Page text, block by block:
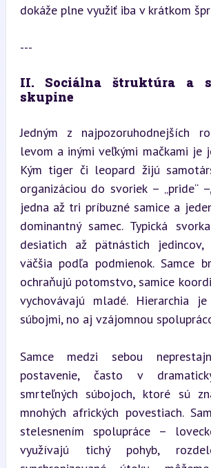
dokáže plne využiť iba v krátkom
---
II. Sociálna štruktúra a
skupine
Jedným z najpozoruhodnejších
levom a inými veľkými mačkami je
Kým tiger či leopard žijú
organizáciou do svoriek – „pride“
jedna až tri príbuzné samice a
dominantný samec. Typická
desiatich až pätnástich
väčšia podľa podmienok. Samce
ochraňujú potomstvo, samice
vychovávajú mladé. Hierarchia
súbojmi, no aj vzájomnou
Samce medzi sebou
postavenie, často v
smrteľných súbojoch, ktoré sú
mnohých afrických povestiach.
stelesnením spolupráce –
využívajú tichý pohyb,